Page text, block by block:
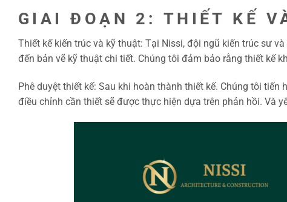
GIAI ĐOẠN 2: THIẾT KẾ
Thiết kế kiến trúc và kỹ thuật: Tại Nissi, đội ngũ kiến trúc sư
đến bản vẽ kỹ thuật chi tiết. Chúng tôi đảm bảo rằng thiết kế
Phê duyệt thiết kế: Sau khi hoàn thành thiết kế. Chúng tôi
điều chỉnh cần thiết sẽ được thực hiện dựa trên phản hồi. Và